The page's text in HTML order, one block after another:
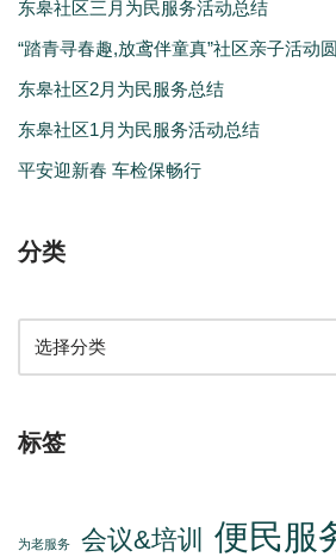
东皋社区三月为民服务活动总结
“踏青寻春趣,放鸢伴童真”社区亲子活动
东皋社区2月为民服务总结
东皋社区1月为民服务活动总结
平安迎新春 车检保畅行
分类
标签
为老服务 会议&培训 便民服